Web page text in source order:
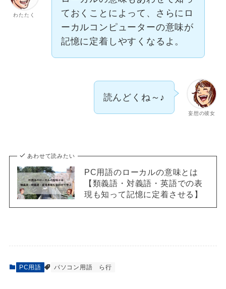
わたたく
ておくことによって、さらにロ
ーカルコンピューターの意味が
記憶に定着しやすくなるよ。
妄想の彼女
読んどくね～♪
あわせて読みたい
PC用語のローカルの意味とは
【類義語・対義語・英語での表
現も知って記憶に定着させる】
PC用語 パソコン用語 ら行